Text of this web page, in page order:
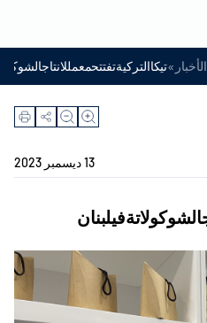
الأخبار »
13 ديسمبر 2023